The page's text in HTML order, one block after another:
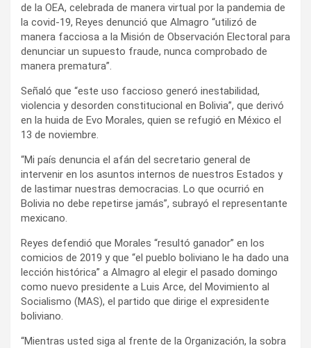
de la OEA, celebrada de manera virtual por la pandemia de
la covid-19, Reyes denunció que Almagro “utilizó de
manera facciosa a la Misión de Observación Electoral para
denunciar un supuesto fraude, nunca comprobado de
manera prematura”.
Señaló que “este uso faccioso generó inestabilidad,
violencia y desorden constitucional en Bolivia”, que derivó
en la huida de Evo Morales, quien se refugió en México el
13 de noviembre.
“Mi país denuncia el afán del secretario general de
intervenir en los asuntos internos de nuestros Estados y
de lastimar nuestras democracias. Lo que ocurrió en
Bolivia no debe repetirse jamás”, subrayó el representante
mexicano.
Reyes defendió que Morales “resultó ganador” en los
comicios de 2019 y que “el pueblo boliviano le ha dado una
lección histórica” a Almagro al elegir el pasado domingo
como nuevo presidente a Luis Arce, del Movimiento al
Socialismo (MAS), el partido que dirige el expresidente
boliviano.
“Mientras usted siga al frente de la Organización, la sobra